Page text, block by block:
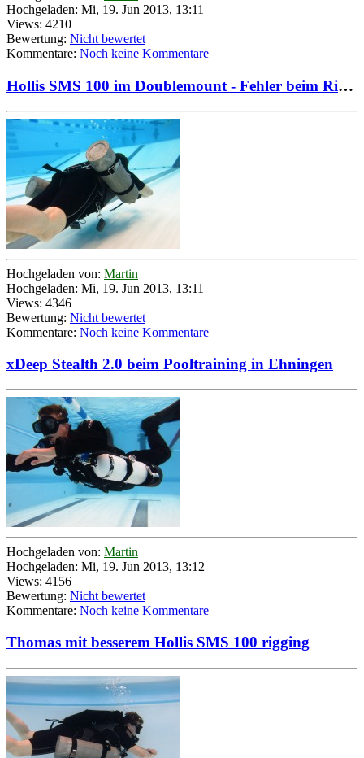
Hochgeladen: Mi, 19. Jun 2013, 13:11
Views: 4210
Bewertung: Nicht bewertet
Kommentare: Noch keine Kommentare
Hollis SMS 100 im Doublemount - Fehler beim Rigging
Hochgeladen von: Martin
Hochgeladen: Mi, 19. Jun 2013, 13:11
Views: 4346
Bewertung: Nicht bewertet
Kommentare: Noch keine Kommentare
xDeep Stealth 2.0 beim Pooltraining in Ehningen
Hochgeladen von: Martin
Hochgeladen: Mi, 19. Jun 2013, 13:12
Views: 4156
Bewertung: Nicht bewertet
Kommentare: Noch keine Kommentare
Thomas mit besserem Hollis SMS 100 rigging